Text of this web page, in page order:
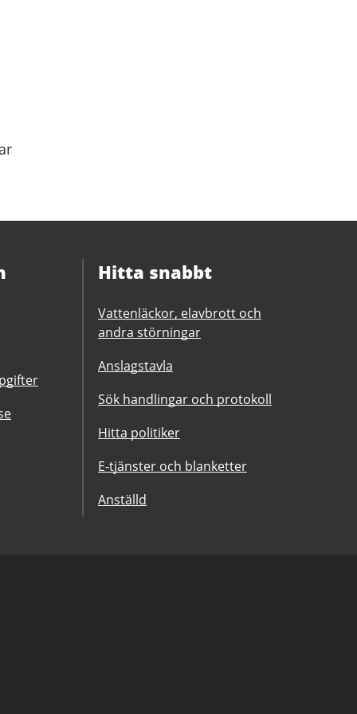
Hitta snabbt
Vattenläckor, elavbrott och
andra störningar
Anslagstavla
Sök handlingar och protokoll
Hitta politiker
E-tjänster och blanketter
Anställd